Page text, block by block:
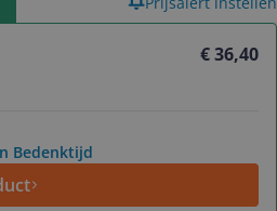
€ 36,40
Bedenktijd